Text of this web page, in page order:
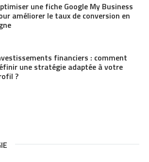
une fiche Google My Business
améliorer le taux de conversion en
financiers : comment
une stratégie adaptée à votre
?